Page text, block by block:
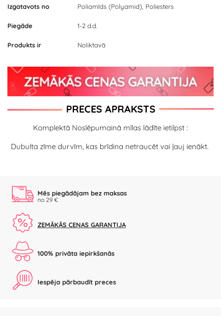
Izgatavots no Poliamīds (Polyamid), Poliesters
Piegāde 1-2 d.d.
Produkts ir Noliktavā
PRECES APRAKSTS
Komplektā Noslēpumainā mīlas lādīte ietilpst :
Dubulta zīme durvīm, kas brīdina netraucēt vai ļauj ienākt.
Mēs piegādājam bez maksas
no 29 €
ZEMĀKĀS CENAS GARANTIJA
100% privāta iepirkšanās
Iespēja pārbaudīt preces